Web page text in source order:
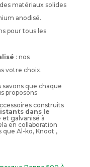
matériaux solides
anodisé.
pour tous les
: nos
votre choix.
que chaque
proposons
construits
dans le
galvanisé à
en collaboration
que Al-ko, Knoot ,